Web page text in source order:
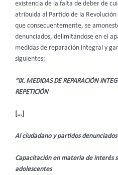
existencia de la falta de deber de
atribuida al Partido de la
que consecuentemente, se
denunciados, delimitándose en el
medidas de reparación integral y
siguientes:
“IX. MEDIDAS DE REPARACIÓN
REPETICIÓN
[…]
Al ciudadano y partidos denunciados
Capacitación en materia de interés
adolescentes